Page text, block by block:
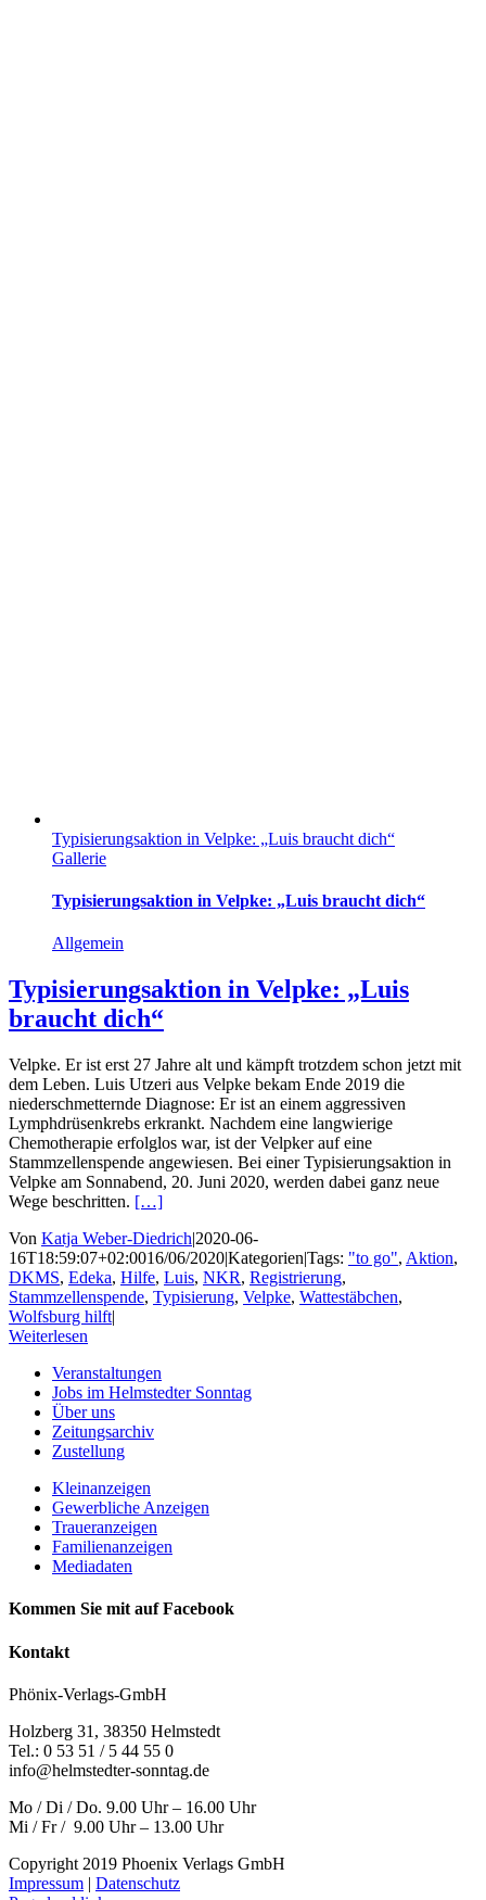
Typisierungsaktion in Velpke: „Luis braucht dich“
Gallerie
Typisierungsaktion in Velpke: „Luis braucht dich“
Allgemein
Typisierungsaktion in Velpke: „Luis
braucht dich“
Velpke. Er ist erst 27 Jahre alt und kämpft trotzdem schon jetzt mit
dem Leben. Luis Utzeri aus Velpke bekam Ende 2019 die
niederschmetternde Diagnose: Er ist an einem aggressiven
Lymphdrüsenkrebs erkrankt. Nachdem eine langwierige
Chemotherapie erfolglos war, ist der Velpker auf eine
Stammzellenspende angewiesen. Bei einer Typisierungsaktion in
Velpke am Sonnabend, 20. Juni 2020, werden dabei ganz neue
Wege beschritten. […]
Von Katja Weber-Diedrich|2020-06-
16T18:59:07+02:0016/06/2020|Kategorien|Tags: "to go", Aktion,
DKMS, Edeka, Hilfe, Luis, NKR, Registrierung,
Stammzellenspende, Typisierung, Velpke, Wattestäbchen,
Wolfsburg hilft|
Weiterlesen
Veranstaltungen
Jobs im Helmstedter Sonntag
Über uns
Zeitungsarchiv
Zustellung
Kleinanzeigen
Gewerbliche Anzeigen
Traueranzeigen
Familienanzeigen
Mediadaten
Kommen Sie mit auf Facebook
Kontakt
Phönix-Verlags-GmbH
Holzberg 31, 38350 Helmstedt
Tel.: 0 53 51 / 5 44 55 0
info@helmstedter-sonntag.de
Mo / Di / Do. 9.00 Uhr – 16.00 Uhr
Mi / Fr / 9.00 Uhr – 13.00 Uhr
Copyright 2019 Phoenix Verlags GmbH
Impressum | Datenschutz